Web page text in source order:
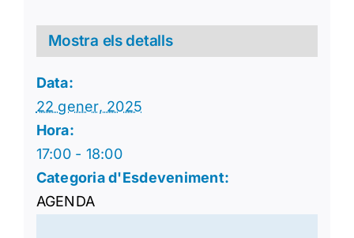
Mostra els detalls
Data:
22 gener, 2025
Hora:
17:00 - 18:00
Categoria d'Esdeveniment:
AGENDA